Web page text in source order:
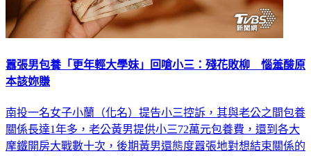
囂張男包養「更年輕大學妹」回嗆小三：殘花敗柳 惱羞酸原
本該妳賺
南投一名女子小蘭（化名）提告小三控訴，其與老公之間包養
關係長達1年多，老公黃男提供小三72萬元包養費，還到各大
摩鐵開房大戰數十次，後期黃男還態度囂張地對想結束關係的